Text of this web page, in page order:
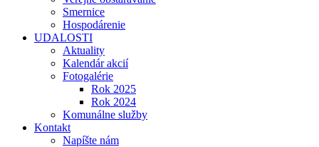
Smernice
Hospodárenie
UDALOSTI
Aktuality
Kalendár akcií
Fotogalérie
Rok 2025
Rok 2024
Komunálne služby
Kontakt
Napíšte nám